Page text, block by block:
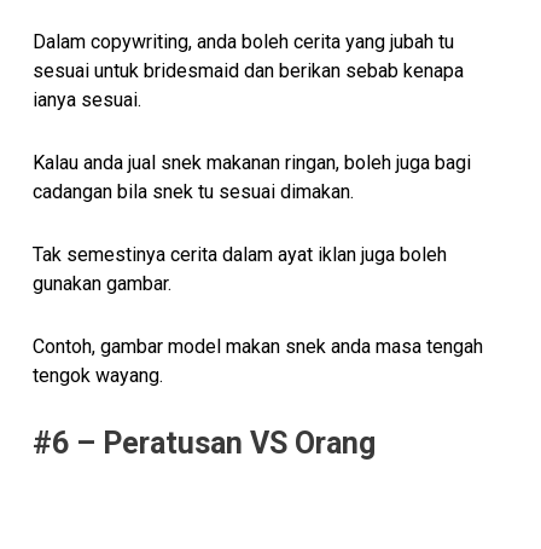
Dalam copywriting, anda boleh cerita yang jubah tu
sesuai untuk bridesmaid dan berikan sebab kenapa
ianya sesuai.
Kalau anda jual snek makanan ringan, boleh juga bagi
cadangan bila snek tu sesuai dimakan.
Tak semestinya cerita dalam ayat iklan juga boleh
gunakan gambar.
Contoh, gambar model makan snek anda masa tengah
tengok wayang.
#6 – Peratusan VS Orang